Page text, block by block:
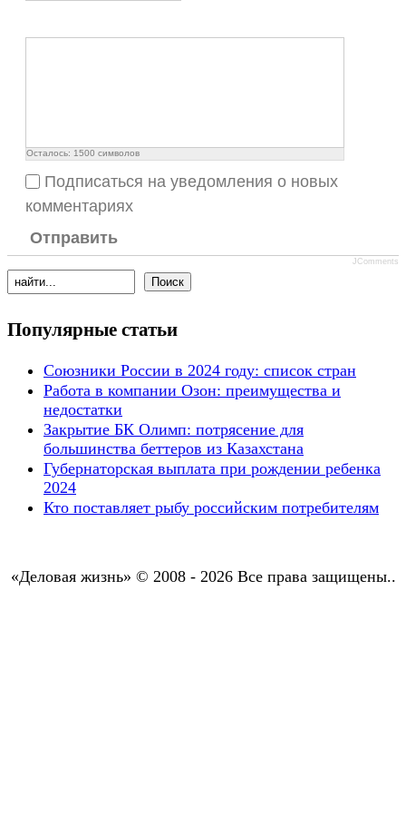
Осталось: 1500 символов
Подписаться на уведомления о новых
комментариях
Отправить
JComments
Популярные статьи
Союзники России в 2024 году: список стран
Работа в компании Озон: преимущества и
недостатки
Закрытие БК Олимп: потрясение для
большинства беттеров из Казахстана
Губернаторская выплата при рождении ребенка
2024
Кто поставляет рыбу российским потребителям
«Деловая жизнь» © 2008 - 2026 Все права защищены..